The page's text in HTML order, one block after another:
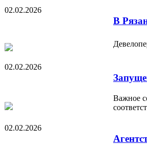
02.02.2026
В
02.02.2026
Важное
02.02.2026